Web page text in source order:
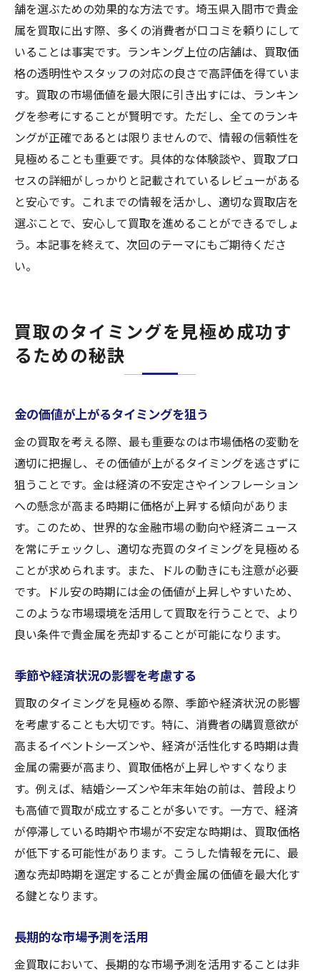
舗を選ぶための効果的な方法です。埼玉県入間市で貴金
属を買取に出す際、多くの消費者が口コミを頼りにして
いることは事実です。ランキング上位の店舗は、買取価
格の透明性やスタッフの対応の良さで高評価を得ていま
す。買取の市場価値を最大限に引き出すには、ランキン
グを参考にすることが賢明です。ただし、全てのランキ
ングが正確であるとは限りませんので、情報の信頼性を
見極めることも重要です。具体的な体験談や、買取プロ
セスの詳細がしっかりと記載されているレビューがある
と安心です。これまでの情報を活かし、適切な買取店を
選ぶことで、安心して買取を進めることができるでしょ
う。本記事を終えて、次回のテーマにもご期待くださ
い。
買取のタイミングを見極め成功す
るための秘訣
金の価値が上がるタイミングを狙う
金の買取を考える際、最も重要なのは市場価格の変動を
適切に把握し、その価値が上がるタイミングを逃さずに
狙うことです。金は経済の不安定さやインフレーション
への懸念が高まる時期に価格が上昇する傾向がありま
す。このため、世界的な金融市場の動向や経済ニュース
を常にチェックし、適切な売買のタイミングを見極める
ことが求められます。また、ドルの動きにも注意が必要
です。ドル安の時期には金の価値が上昇しやすいため、
このような市場環境を活用して買取を行うことで、より
良い条件で貴金属を売却することが可能になります。
季節や経済状況の影響を考慮する
買取のタイミングを見極める際、季節や経済状況の影響
を考慮することも大切です。特に、消費者の購買意欲が
高まるイベントシーズンや、経済が活性化する時期は貴
金属の需要が高まり、買取価格が上昇しやすくなりま
す。例えば、結婚シーズンや年末年始の前は、普段より
も高値で買取が成立することが多いです。一方で、経済
が停滞している時期や市場が不安定な時期は、買取価格
が低下する可能性があります。こうした情報を元に、最
適な売却時期を選定することが貴金属の価値を最大化す
る鍵となります。
長期的な市場予測を活用
金買取において、長期的な市場予測を活用することは非